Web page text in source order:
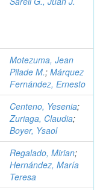
Motezuma, Jean
Pilade M.; Márquez
Fernández, Ernesto
Centeno, Yesenia;
Zuriaga, Claudia;
Boyer, Ysaol
Regalado, Mirian;
Hernández, María
Teresa